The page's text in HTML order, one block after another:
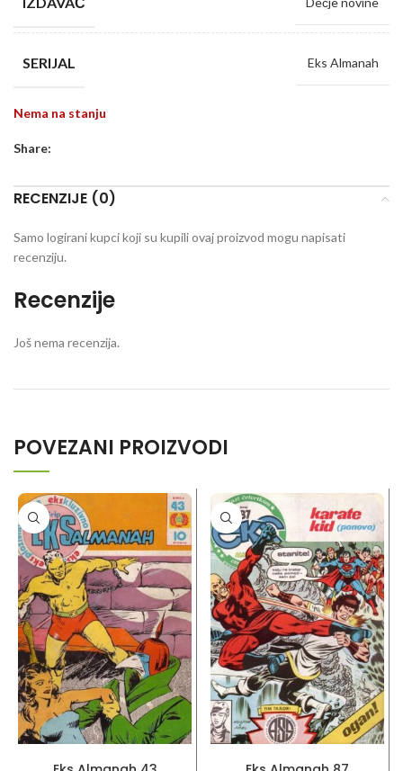
SERIJAL Eks Almanah
Nema na stanju
Share:
RECENZIJE (0)
Recenzije
Još nema recenzija.
Samo logirani kupci koji su kupili ovaj proizvod mogu napisati
recenziju.
POVEZANI PROIZVODI